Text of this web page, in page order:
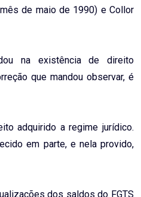
de maio de 1990) e Collor
na existência de direito
que mandou observar, é
adquirido a regime jurídico.
em parte, e nela provido,
dos saldos do FGTS